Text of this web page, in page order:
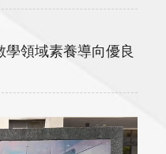
領域素養導向優良